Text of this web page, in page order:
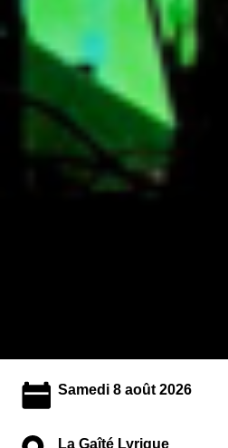
Samedi 8 août 2026
La Gaîté Lyrique